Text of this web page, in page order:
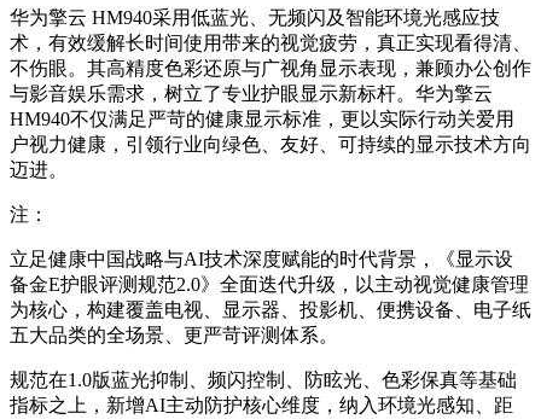
华为擎云 HM940采用低蓝光、无频闪及智能环境光感应技
术，有效缓解长时间使用带来的视觉疲劳，真正实现看得清、
不伤眼。其高精度色彩还原与广视角显示表现，兼顾办公创作
与影音娱乐需求，树立了专业护眼显示新标杆。华为擎云
HM940不仅满足严苛的健康显示标准，更以实际行动关爱用
户视力健康，引领行业向绿色、友好、可持续的显示技术方向
迈进。
注：
立足健康中国战略与AI技术深度赋能的时代背景，《显示设
备金E护眼评测规范2.0》全面迭代升级，以主动视觉健康管理
为核心，构建覆盖电视、显示器、投影机、便携设备、电子纸
五大品类的全场景、更严苛评测体系。
规范在1.0版蓝光抑制、频闪控制、防眩光、色彩保真等基础
指标之上，新增AI主动防护核心维度，纳入环境光感知、距